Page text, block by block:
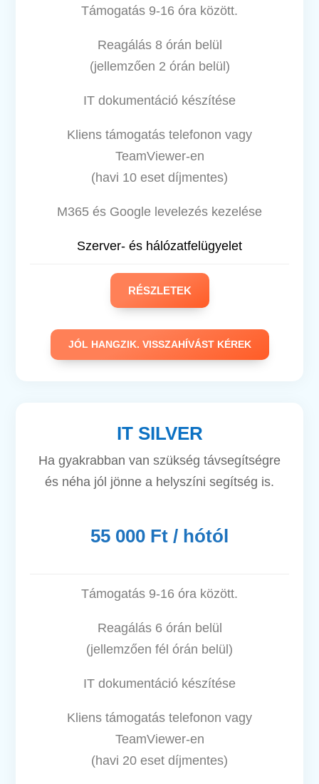
Támogatás 9-16 óra között.
Reagálás 8 órán belül
(jellemzően 2 órán belül)
IT dokumentáció készítése
Kliens támogatás telefonon vagy
TeamViewer-en
(havi 10 eset díjmentes)
M365 és Google levelezés kezelése
Szerver- és hálózatfelügyelet
RÉSZLETEK
JÓL HANGZIK. VISSZAHÍVÁST KÉREK
IT SILVER
Ha gyakrabban van szükség távsegítségre
és néha jól jönne a helyszíni segítség is.
55 000 Ft / hótól
Támogatás 9-16 óra között.
Reagálás 6 órán belül
(jellemzően fél órán belül)
IT dokumentáció készítése
Kliens támogatás telefonon vagy
TeamViewer-en
(havi 20 eset díjmentes)